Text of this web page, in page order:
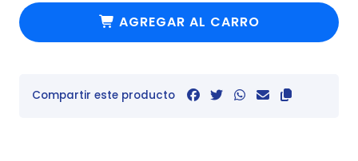
AGREGAR AL CARRO
Compartir este producto